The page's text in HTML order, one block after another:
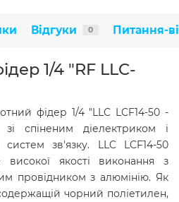
Відгуки 0 Питання-
1/4 "RF LLC-
фідер 1/4 "LLC LCF14-50 -
спіненим діелектриком і
зв'язку. LLC LCF14-50
якості виконання з
провідником з алюмінію. Як
чорний поліетилен,